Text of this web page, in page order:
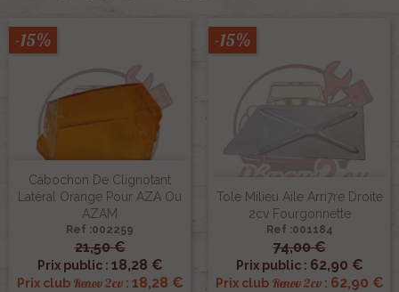
Cabochon De Clignotant
Latéral Orange Pour AZA Ou
AZAM
Ref :002259
21,50 €
Prix public : 18,28 €
Prix club Renov 2cv: 18,28 €
-15%
Tole Milieu Aile Arri7re Droite
2cv Fourgonnette
Ref :001184
74,00 €
Prix public : 62,90 €
Prix club Renov 2cv: 62,90 €
-15%